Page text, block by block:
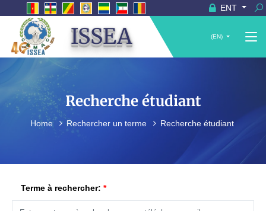
ENT
ISSEA (EN)
Recherche étudiant
Home Rechercher un terme Recherche étudiant
Terme à rechercher: